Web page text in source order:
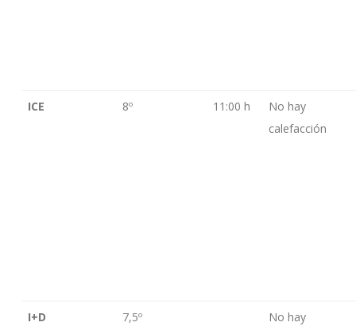
ICE 8º 11:00 h
No hay
calefacción
I+D 7,5º
No hay